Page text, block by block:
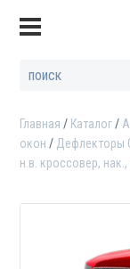
Главная Каталог
окон
Дефлекторы
н.в. кроссовер,